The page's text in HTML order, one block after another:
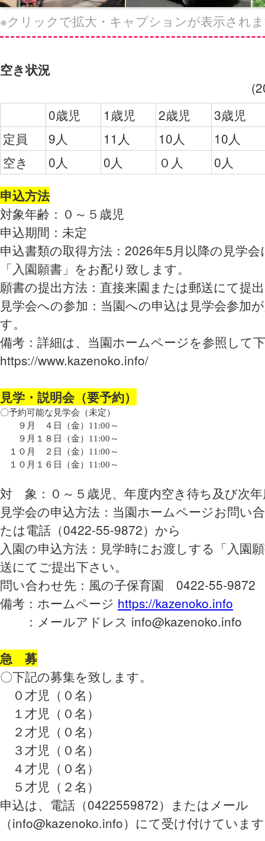
※クリックで拡大・キャプションが表示され
空き状況
0歳児
1歳児 2歳児
3歳児
定員
9人 11人 10人
10人
空き
0人 0人 ０人 0人
申込方法
対象年齢：０～５歳児
申込期間：未定
申込書類の取得方法：2026年5月以降の見学
「入園願書」をお配り致します。
願書の提出方法：直接来園または郵送にて提
見学会への参加：当園への申込は見学会参加
す。
備考：詳細は、当園ホームページを参照して
https://www.kazenoko.info/
見学・説明会（要予約）
〇予約可能な見学会（未定）
９月 ４日（金）11:00～
９月１８日（金）11:00～
１０月 ２日（金）11:00～
１０月１６日（金）11:00～
対 象：０～５歳児、年度内空き待ち及び次
見学会の申込方法：当園ホームページお問い
たは電話（0422-55-9872）から
入園の申込方法：見学時にお渡しする「入園
送にてご提出下さい。
問い合わせ先：風の子保育園 0422-55-9872
備考：ホームページ https://kazenoko.info
：メールアドレス info@kazenoko.info
急 募
〇下記の募集を致します。
０才児（０名）
１才児（０名）
２才児（０名）
３才児（０名）
４才児（０名）
５才児（２名）
申込は、電話（0422559872）またはメール
（info@kazenoko.info）にて受け付けていま